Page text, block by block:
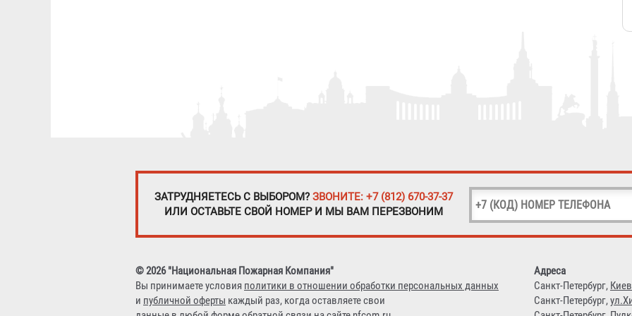
ЗАТРУДНЯЕТЕСЬ С ВЫБОРОМ? ЗВОНИТЕ: +7 (812) 670-37-37
ИЛИ ОСТАВЬТЕ СВОЙ НОМЕР И МЫ ВАМ ПЕРЕЗВОНИМ
© 2026 "Национальная Пожарная Компания"
Вы принимаете условия политики в отношении обработки персональных данных
и публичной оферты каждый раз, когда оставляете свои
Адреса
Санкт-Петербург,
Санкт-Петербург,